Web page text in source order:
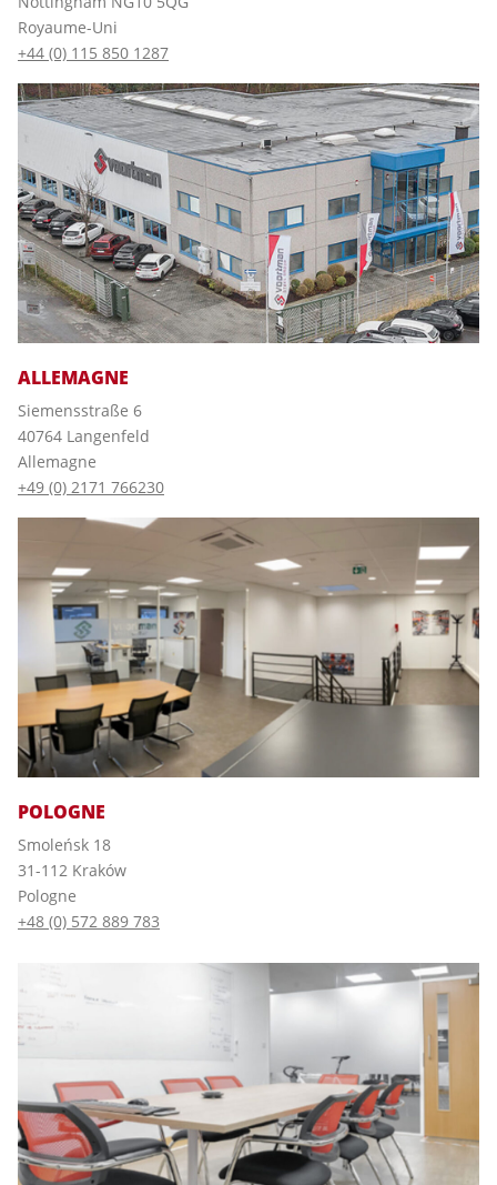
Royaume-Uni
+44 (0) 115 850 1287
ALLEMAGNE
Siemensstraße 6
40764 Langenfeld
Allemagne
+49 (0) 2171 766230
POLOGNE
Smoleńsk 18
31-112 Kraków
Pologne
+48 (0) 572 889 783